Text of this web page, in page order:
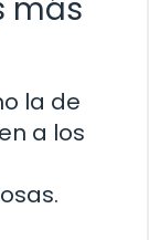
más
la de
a los